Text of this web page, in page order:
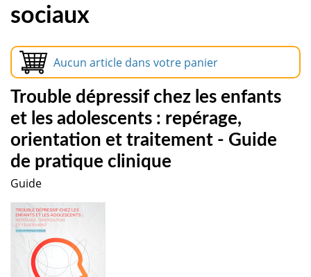
sociaux
Aucun article dans votre panier
Trouble dépressif chez les enfants
et les adolescents : repérage,
orientation et traitement - Guide
de pratique clinique
Guide